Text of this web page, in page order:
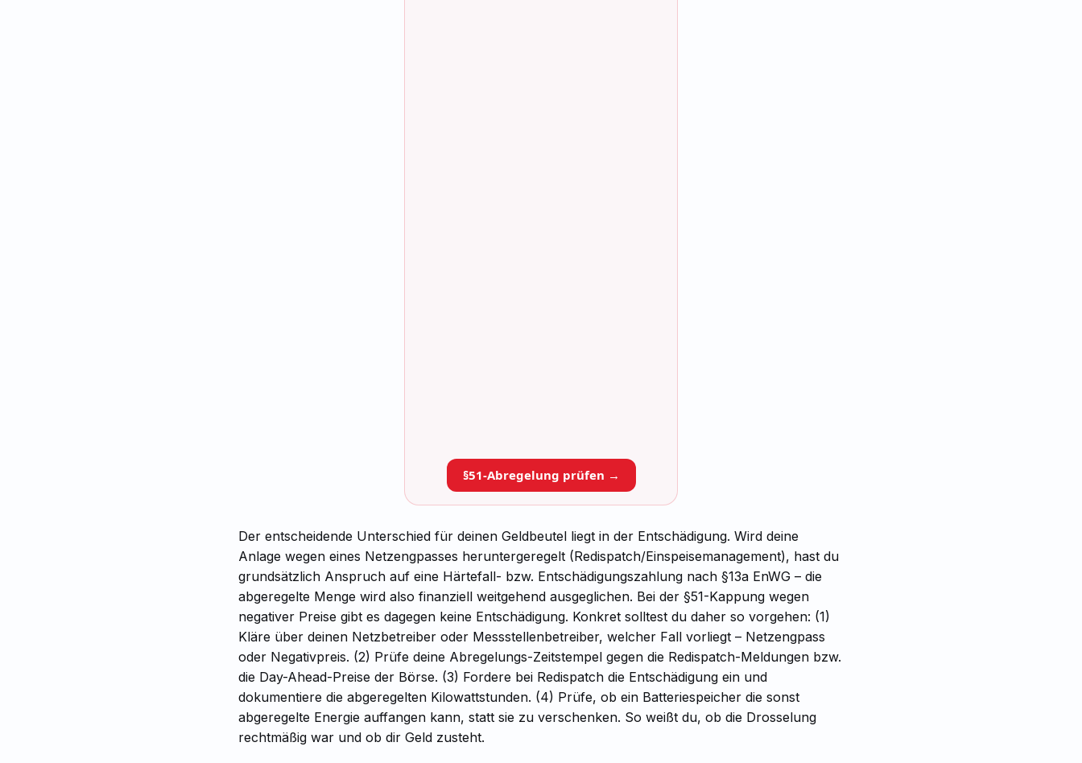
§51-Abregelung prüfen →
Der entscheidende Unterschied für deinen Geldbeutel liegt in der Entschädigung. Wird deine
Anlage wegen eines Netzengpasses heruntergeregelt (Redispatch/Einspeisemanagement), hast du
grundsätzlich Anspruch auf eine Härtefall- bzw. Entschädigungszahlung nach §13a EnWG – die
abgeregelte Menge wird also finanziell weitgehend ausgeglichen. Bei der §51-Kappung wegen
negativer Preise gibt es dagegen keine Entschädigung. Konkret solltest du daher so vorgehen: (1)
Kläre über deinen Netzbetreiber oder Messstellenbetreiber, welcher Fall vorliegt – Netzengpass
oder Negativpreis. (2) Prüfe deine Abregelungs-Zeitstempel gegen die Redispatch-Meldungen bzw.
die Day-Ahead-Preise der Börse. (3) Fordere bei Redispatch die Entschädigung ein und
dokumentiere die abgeregelten Kilowattstunden. (4) Prüfe, ob ein Batteriespeicher die sonst
abgeregelte Energie auffangen kann, statt sie zu verschenken. So weißt du, ob die Drosselung
rechtmäßig war und ob dir Geld zusteht.